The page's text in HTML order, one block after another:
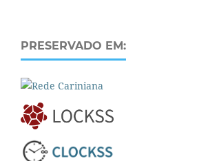
PRESERVADO EM: